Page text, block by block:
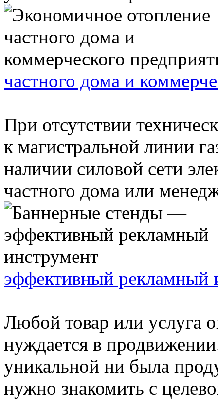
частного дома и
При отсутствии
к магистральной линии
наличии силовой сети
частного дома или
эффективный рекламный
Любой товар или услуга
нуждается в
уникальной ни была
нужно знакомить с